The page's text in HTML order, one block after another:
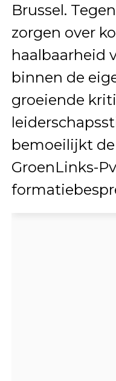
Brussel.
zorgen over
haalbaarheid
binnen de
groeiende
bemoeilijkt
GroenLinks-